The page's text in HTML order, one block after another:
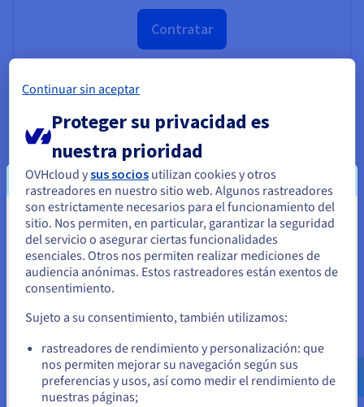
Contratar
500 GB de espacio en disco
Hasta 1000 direcciones de correo
CMS en un solo clic
Acceso SSH ilimitado
Recursos de alto rendimiento
Web Cloud Databases 512 MB RAM
CDN Basic
Descubrir la solución
Funcionalidades y ventajas de
nuestro hosting WooCommerce
Parece que está ubicado en Estados
Unidos
Si quiere hacer un pedido desde Estados Unidos, deberá buscar
el sitio web adecuado y crear una cuenta.
us.ovhcloud.com/
Inglés USD - $
Continuar sin aceptar
Proteger su privacidad es
nuestra prioridad
OVHcloud ysus socios utilizan cookies y otros
rastreadores en nuestro sitio web. Algunos rastreadores
son estrictamente necesarios para el funcionamiento del
sitio. Nos permiten, en particular, garantizar la seguridad
del servicio o asegurar ciertas funcionalidades
esenciales. Otros nos permiten realizar mediciones de
audiencia anónimas. Estos rastreadores están exentos de
consentimiento.
Sujeto a su consentimiento, también utilizamos:
rastreadores de rendimiento y personalización: que
nos permiten mejorar su navegación según sus
preferencias y usos, así como medir el rendimiento de
nuestras páginas;